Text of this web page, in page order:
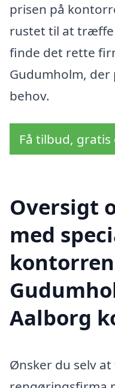
prisen på
rustet til at træffe
finde det rette
Gudumholm, der
behov.
Få tilbud,
Oversigt
med
Aalborg
Ønsker du selv